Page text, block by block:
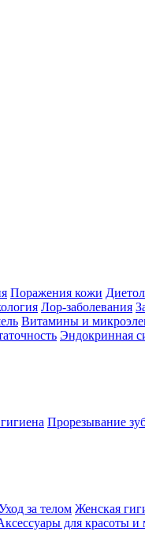
Поражения кожи
Лор-заболевания
Витамины и
Эндокринная
Прорезывание
за телом Женская
для красоты и